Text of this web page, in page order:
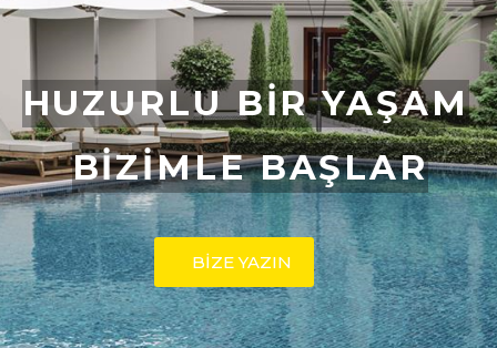
BİZİMLE BAŞLAR
BİZE YAZIN
HUZURLU BİR YAŞAM